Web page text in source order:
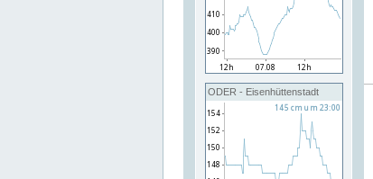
ODER - Eisenhüttenstadt